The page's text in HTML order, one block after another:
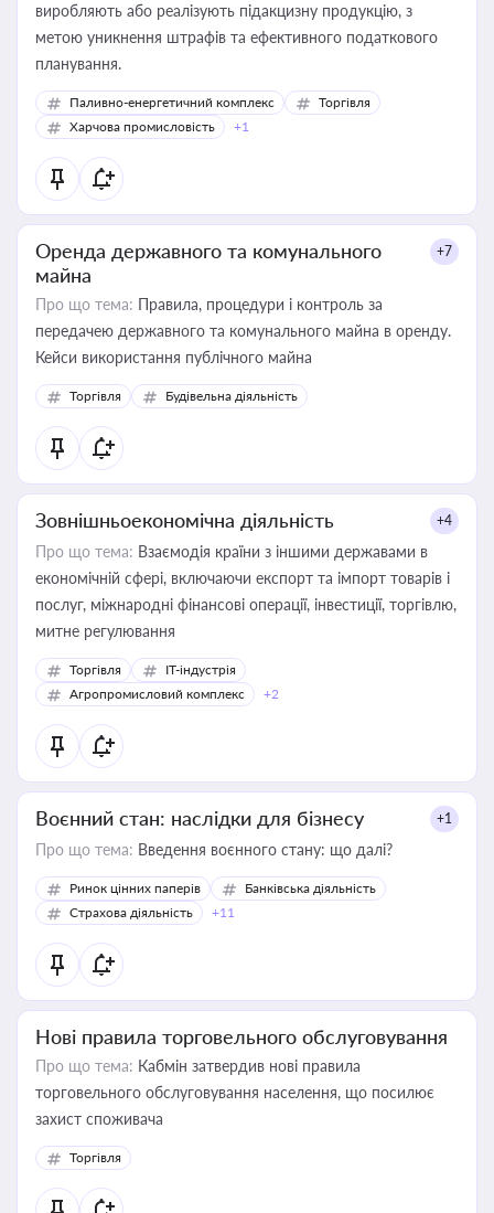
виробляють або реалізують підакцизну продукцію, з
метою уникнення штрафів та ефективного податкового
планування.
Паливно-енергетичний комплекс
Торгівля
Харчова промисловість
+1
Оренда державного та комунального
майна
+7
Про що тема: Правила, процедури і контроль за
передачею державного та комунального майна в оренду.
Кейси використання публічного майна
Торгівля Будівельна діяльність
Зовнішньоекономічна діяльність +4
Про що тема: Взаємодія країни з іншими державами в
економічній сфері, включаючи експорт та імпорт товарів і
послуг, міжнародні фінансові операції, інвестиції, торгівлю,
митне регулювання
Торгівля
IT-індустрія
Агропромисловий комплекс
+2
Воєнний стан: наслідки для бізнесу +1
Про що тема: Введення воєнного стану: що далі?
Ринок цінних паперів
Банківська діяльність
Страхова діяльність
+11
Нові правила торговельного обслуговування
Про що тема: Кабмін затвердив нові правила
торговельного обслуговування населення, що посилює
захист споживача
Торгівля